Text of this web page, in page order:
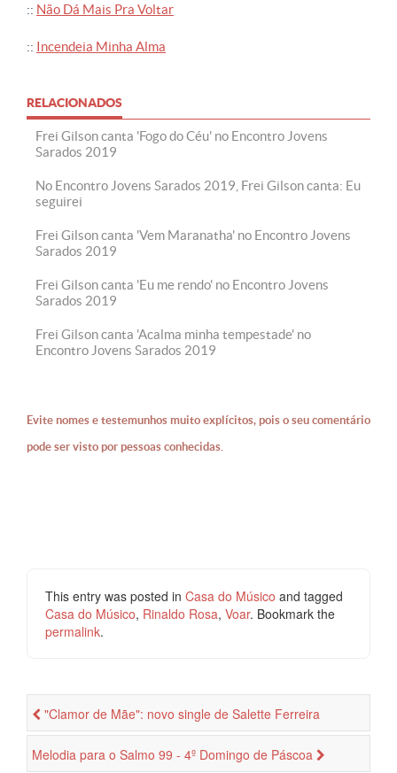
:: Não Dá Mais Pra Voltar
:: Incendeia Minha Alma
RELACIONADOS
Frei Gilson canta 'Fogo do Céu' no Encontro Jovens
Sarados 2019
No Encontro Jovens Sarados 2019, Frei Gilson canta: Eu
seguirei
Frei Gilson canta 'Vem Maranatha' no Encontro Jovens
Sarados 2019
Frei Gilson canta 'Eu me rendo' no Encontro Jovens
Sarados 2019
Frei Gilson canta 'Acalma minha tempestade' no
Encontro Jovens Sarados 2019
Evite nomes e testemunhos muito explícitos, pois o seu comentário
pode ser visto por pessoas conhecidas.
This entry was posted in Casa do Músico and tagged
Casa do Músico, Rinaldo Rosa, Voar. Bookmark the
permalink.
"Clamor de Mãe": novo single de Salette Ferreira
Melodia para o Salmo 99 - 4º Domingo de Páscoa